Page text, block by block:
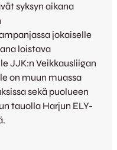
syksyn aikana
jokaiselle
loistava
JJK:n Veikkausliigan
on muun muassa
sekä puolueen
tauolla Harjun ELY-